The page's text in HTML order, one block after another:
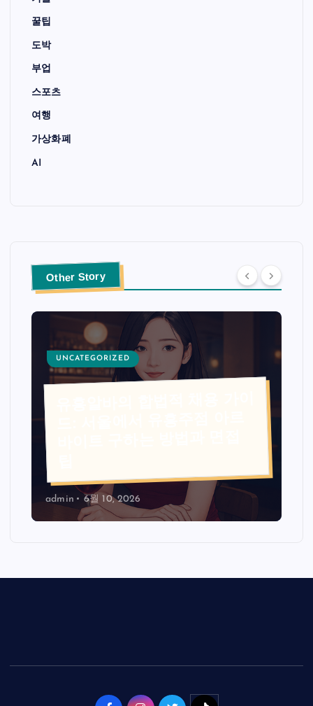
꿀팁
도박
부업
스포츠
여행
가상화폐
AI
Other Story
UNCATEGORIZED
admin 6월 10, 2026